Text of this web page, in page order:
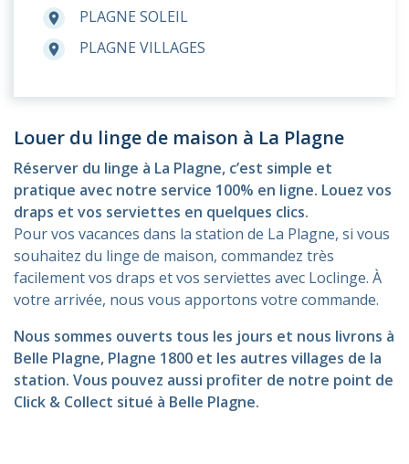
room PLAGNE SOLEIL
room PLAGNE VILLAGES
Louer du linge de maison à La Plagne
Réserver du linge à La Plagne, c’est simple et
pratique avec notre service 100% en ligne. Louez vos
draps et vos serviettes en quelques clics.
Pour vos vacances dans la station de La Plagne, si vous
souhaitez du linge de maison, commandez très
facilement vos draps et vos serviettes avec Loclinge. À
votre arrivée, nous vous apportons votre commande.
Nous sommes ouverts tous les jours et nous livrons à
Belle Plagne, Plagne 1800 et les autres villages de la
station. Vous pouvez aussi profiter de notre point de
Click & Collect situé à Belle Plagne.